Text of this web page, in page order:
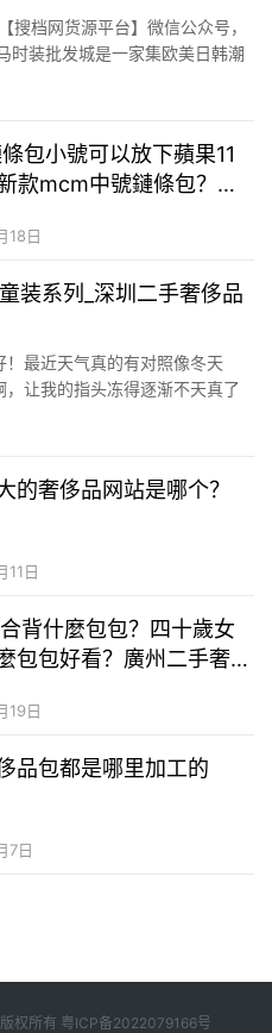
档网货源平台】微信公众号，
时装批发城是一家集欧美日韩潮
大型专业市场，位于深圳市罗
，地铁1号线 国贸站E出口前行
包小號可以放下蘋果11
款mcm中號鏈條包？潮
18日
装系列_深圳二手奢侈品
最近天气真的有对照像冬天
让我的指头冻得逐渐不天真了
透过视觉先来感受一番漾著活
春夏的小小童装，靠山也跟
的奢侈品网站是哪个？
11日
背什麼包包？四十歲女
包包好看？廣州二手奢侈
19日
品包都是哪里加工的
7日
权所有 粤ICP备2022079166号